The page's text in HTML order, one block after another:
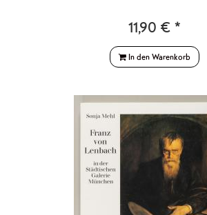
11,90 € *
In den Warenkorb